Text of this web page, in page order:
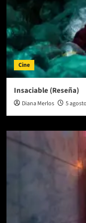
Cine
Insaciable (Reseña)
Diana Merlos 5